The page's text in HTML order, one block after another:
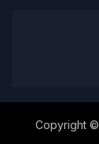
Copyright ©